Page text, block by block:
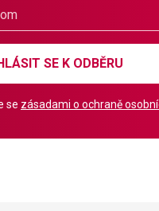
SE K ODBĚRU
se zásadami o ochraně